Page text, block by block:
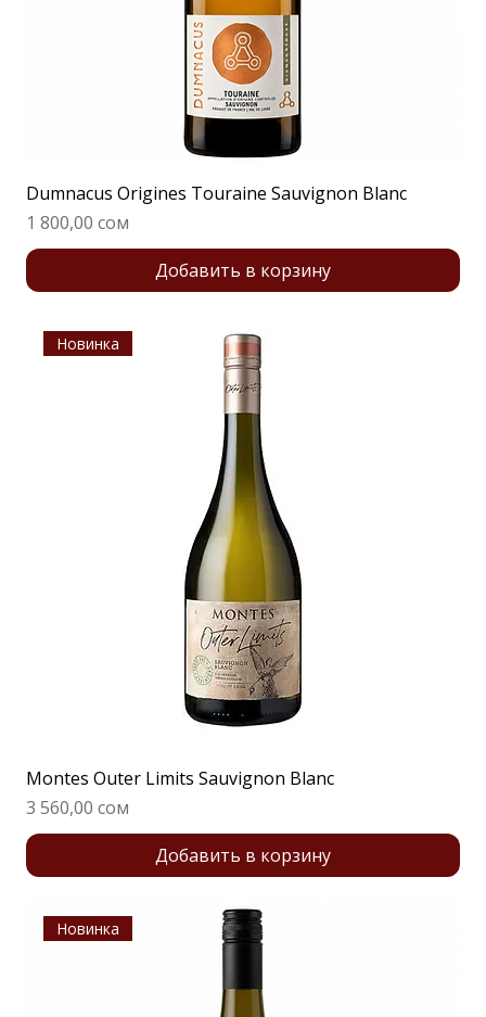
Dumnacus Origines Touraine Sauvignon Blanc
Цена
1 800,00 сом
Добавить в корзину
Новинка
Montes Outer Limits Sauvignon Blanc
Цена
3 560,00 сом
Добавить в корзину
Новинка